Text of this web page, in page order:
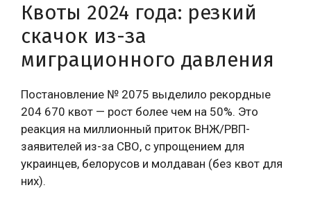
Квоты 2024 года: резкий
скачок из-за
миграционного давления
Постановление № 2075 выделило рекордные
204 670 квот — рост более чем на 50%. Это
реакция на миллионный приток ВНЖ/РВП-
заявителей из-за СВО, с упрощением для
украинцев, белорусов и молдаван (без квот для
них).